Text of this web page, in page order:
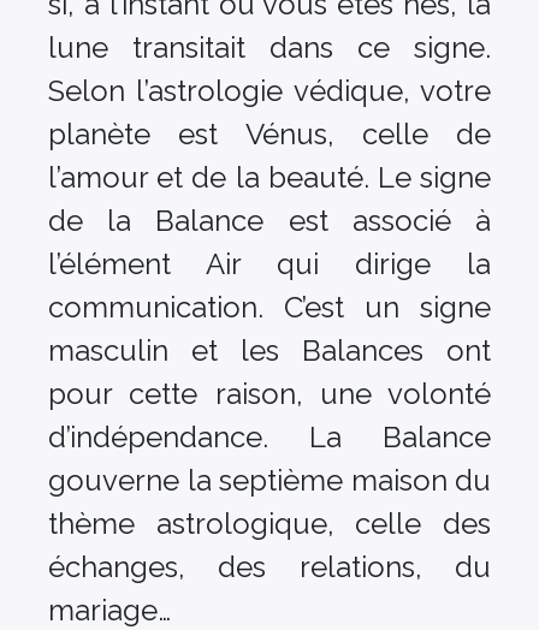
lune transitait dans ce signe.
Selon l’astrologie védique, votre
planète est Vénus, celle de
l’amour et de la beauté. Le signe
de la Balance est associé à
l’élément Air qui dirige la
communication. C’est un signe
masculin et les Balances ont
pour cette raison, une volonté
d’indépendance. La Balance
gouverne la septième maison du
thème astrologique, celle des
échanges, des relations, du
mariage…